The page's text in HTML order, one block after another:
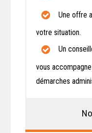
Une offre
votre situation.
Un
vous
démarches